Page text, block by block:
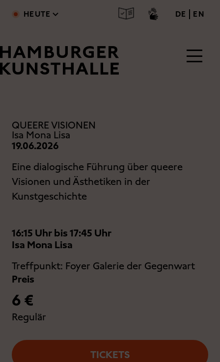
Direkt zum Inhalt
HEUTE DE deutsch
EN
QUEERE VISIONEN
Isa Mona Lisa
19.06.2026
Eine dialogische Führung über queere
Visionen und Ästhetiken in der
Kunstgeschichte
16:15 Uhr bis 17:45 Uhr
Isa Mona Lisa
Treffpunkt: Foyer Galerie der Gegenwart
Preis
6 €
Regulär
TICKETS